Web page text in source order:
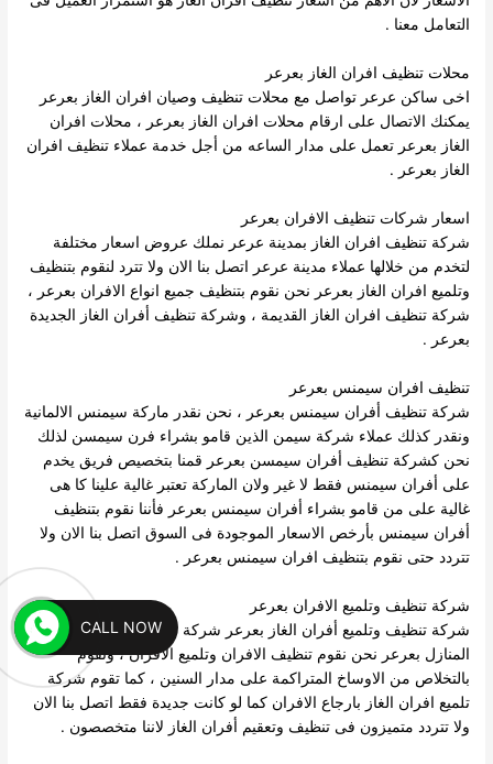
التعامل معنا .
محلات تنظيف افران الغاز بعرعر
اخى ساكن عرعر تواصل مع محلات تنظيف وصيان افران الغاز بعرعر
يمكنك الاتصال على ارقام محلات افران الغاز بعرعر ، محلات افران
الغاز بعرعر تعمل على مدار الساعه من أجل خدمة عملاء تنظيف افران
الغاز بعرعر .
اسعار شركات تنظيف الافران بعرعر
شركة تنظيف افران الغاز بمدينة عرعر نملك عروض اسعار مختلفة
لتخدم من خلالها عملاء مدينة عرعر اتصل بنا الان ولا تترد لنقوم بتنظيف
وتلميع افران الغاز بعرعر نحن نقوم بتنظيف جميع انواع الافران بعرعر ،
شركة تنظيف افران الغاز القديمة ، وشركة تنظيف أفران الغاز الجديدة
بعرعر .
تنظيف افران سيمنس بعرعر
شركة تنظيف أفران سيمنس بعرعر ، نحن نقدر ماركة سيمنس الالمانية
ونقدر كذلك عملاء شركة سيمن الذين قامو بشراء فرن سيمسن لذلك
نحن كشركة تنظيف أفران سيمسن بعرعر قمنا بتخصيص فريق يخدم
على أفران سيمنس فقط لا غير ولان الماركة تعتبر غالية علينا كا هى
غالية على من قامو بشراء أفران سيمنس بعرعر فأننا نقوم بتنظيف
أفران سيمنس بأرخص الاسعار الموجودة فى السوق اتصل بنا الان ولا
تتردد حتى نقوم بتنظيف افران سيمنس بعرعر .
شركة تنظيف وتلميع الافران بعرعر
شركة تنظيف وتلميع أفران الغاز بعرعر شركة اليمامة كلين لتنظيف
المنازل بعرعر نحن نقوم تنظيف الافران وتلميع الافران ، ونقوم
بالتخلاص من الاوساخ المتراكمة على مدار السنين ، كما تقوم شركة
تلميع افران الغاز بارجاع الافران كما لو كانت جديدة فقط اتصل بنا الان
ولا تتردد متميزون فى تنظيف وتعقيم أفران الغاز لاننا متخصصون .
CALL NOW